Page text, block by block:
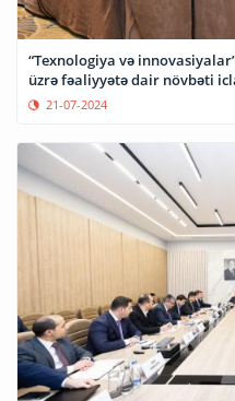
“Texnologiya və
üzrə fəaliyyətə dair növbəti
21-07-2024